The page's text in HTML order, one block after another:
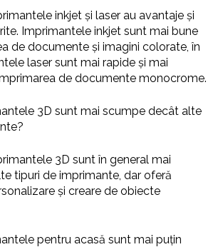
inkjet și laser au avantaje și
Imprimantele inkjet sunt mai bune
de documente și imagini colorate, în
laser sunt mai rapide și mai
de documente monocrome.
3D sunt mai scumpe decât alte
3D sunt în general mai
tipuri de imprimante, dar oferă
și creare de obiecte
pentru acasă sunt mai puțin